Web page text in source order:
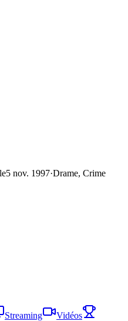
5 nov. 1997·Drame, Crime
Streaming
Vidéos